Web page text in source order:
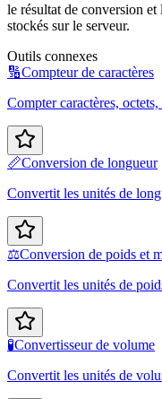
le résultat de conversion et
stockés sur le serveur.
Outils connexes
🔢Compteur de caractères
Compter caractères,
📏Conversion de longueur
Convertit les unités de
⚖️Conversion de poids et
Convertit les unités de
🧪Convertisseur de volume
Convertit les unités de